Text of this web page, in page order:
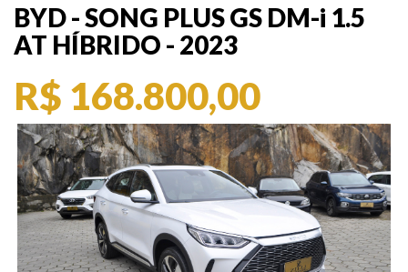
BYD - SONG PLUS GS DM-i 1.5
AT HÍBRIDO - 2023
R$ 168.800,00